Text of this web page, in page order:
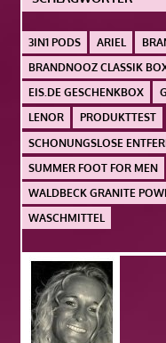
3IN1 PODS ARIEL
BRANDNOOZ CLASSIK
EIS.DE GESCHENKBOX
LENOR
PRODUKTTEST
SCHONUNGSLOSE
SUMMER FOOT FOR MEN
WALDBECK GRANITE
WASCHMITTEL